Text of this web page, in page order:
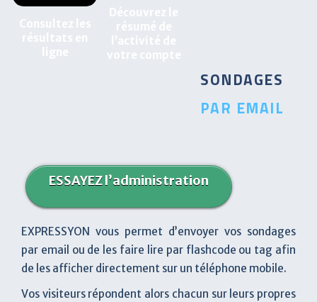
ESSAYEZ l’administration
SONDAGES
PAR EMAIL
EXPRESSYON vous permet d’envoyer vos sondages
par email ou de les faire lire par flashcode ou tag afin
de les afficher directement sur un téléphone mobile.
Vos visiteurs répondent alors chacun sur leurs propres